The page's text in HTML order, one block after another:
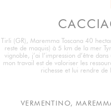
Tirli (GR), Maremma Toscana 40
reste de maquis) à 5 km de la mer
vignoble, j’ai l’impression d’être
mon travail est de valoriser les
richesse et lui rendre de
VERMENTINO,